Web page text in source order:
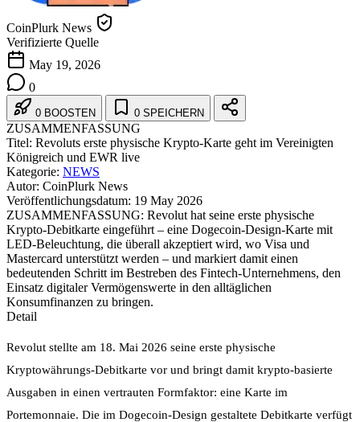
CoinPlurk News
Verifizierte Quelle
May 19, 2026
0
0 BOOSTEN 0 SPEICHERN
ZUSAMMENFASSUNG
Titel: Revoluts erste physische Krypto-Karte geht im Vereinigten
Königreich und EWR live
Kategorie: NEWS
Autor: CoinPlurk News
Veröffentlichungsdatum: 19 May 2026
ZUSAMMENFASSUNG: Revolut hat seine erste physische
Krypto-Debitkarte eingeführt – eine Dogecoin-Design-Karte mit
LED-Beleuchtung, die überall akzeptiert wird, wo Visa und
Mastercard unterstützt werden – und markiert damit einen
bedeutenden Schritt im Bestreben des Fintech-Unternehmens, den
Einsatz digitaler Vermögenswerte in den alltäglichen
Konsumfinanzen zu bringen.
Detail
Revolut stellte am 18. Mai 2026 seine erste physische
Kryptowährungs-Debitkarte vor und bringt damit krypto-basierte
Ausgaben in einen vertrauten Formfaktor: eine Karte im
Portemonnaie. Die im Dogecoin-Design gestaltete Debitkarte verfügt